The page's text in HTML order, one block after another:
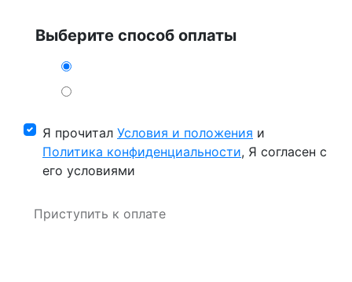
Выберите способ оплаты
Я прочитал Условия и положения и
Политика конфиденциальности, Я согласен с
его условиями
Приступить к оплате